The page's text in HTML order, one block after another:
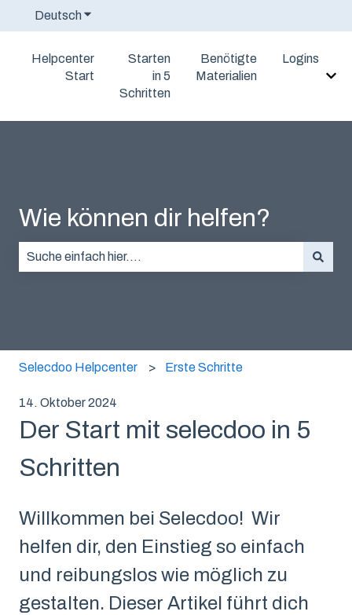
Deutsch Untermenü für Übersetzungen anzeigen
Helpcenter
Start
Starten
in 5
Schritten
Benötigte
Materialien
Logins
Wie können dir helfen?
Selecdoo Helpcenter Erste Schritte
14. Oktober 2024
Der Start mit selecdoo in 5
Schritten
Willkommen bei Selecdoo! Wir
helfen dir, den Einstieg so einfach
und reibungslos wie möglich zu
gestalten. Dieser Artikel führt dich